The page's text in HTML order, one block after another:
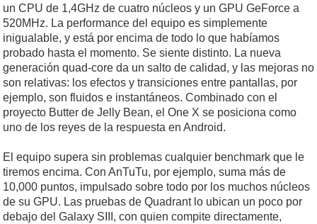
un CPU de 1,4GHz de cuatro núcleos y un GPU GeForce a
520MHz. La performance del equipo es simplemente
inigualable, y está por encima de todo lo que habíamos
probado hasta el momento. Se siente distinto. La nueva
generación quad-core da un salto de calidad, y las mejoras no
son relativas: los efectos y transiciones entre pantallas, por
ejemplo, son fluidos e instantáneos. Combinado con el
proyecto Butter de Jelly Bean, el One X se posiciona como
uno de los reyes de la respuesta en Android.
El equipo supera sin problemas cualquier benchmark que le
tiremos encima. Con AnTuTu, por ejemplo, suma más de
10,000 puntos, impulsado sobre todo por los muchos núcleos
de su GPU. Las pruebas de Quadrant lo ubican un poco por
debajo del Galaxy SIII, con quien compite directamente,